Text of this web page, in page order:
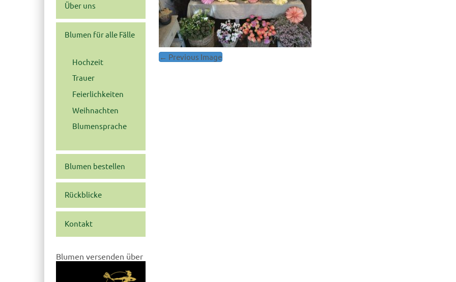
Post
← Previous Image
Über uns
Blumen für alle Fälle
Hochzeit
Trauer
Feierlichkeiten
Weihnachten
Blumensprache
Blumen bestellen
Rückblicke
Kontakt
Blumen versenden über